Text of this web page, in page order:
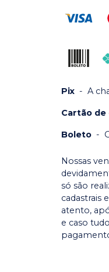
Pix - A
Cartão
Boleto -
Nossas
só são
cadastrais
atento,
e caso